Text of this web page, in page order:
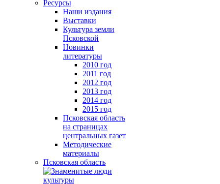
Ресурсы
Наши издания
Выставки
Культура земли
Псковской
Новинки
литературы
2010 год
2011 год
2012 год
2013 год
2014 год
2015 год
Псковская область
на страницах
центральных газет
Методические
материалы
Псковская область